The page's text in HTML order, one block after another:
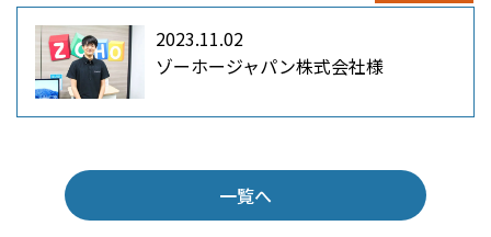
2023.11.02
ゾーホージャパン株式会社様
一覧へ